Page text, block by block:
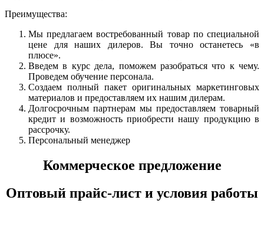
Преимущества:
Мы предлагаем востребованный товар по специальной
цене для наших дилеров. Вы точно останетесь «в
плюсе».
Введем в курс дела, поможем разобраться что к чему.
Проведем обучение персонала.
Создаем полный пакет оригинальных маркетинговых
материалов и предоставляем их нашим дилерам.
Долгосрочным партнерам мы предоставляем товарный
кредит и возможность приобрести нашу продукцию в
рассрочку.
Персональный менеджер
Коммерческое предложение
Оптовый прайс-лист и условия работы